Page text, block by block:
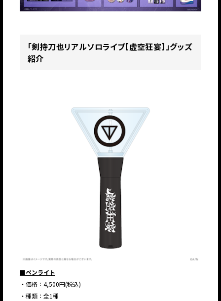
「剣持刀也リアルソロライブ【虚空狂宴】」グッズ
紹介
■ペンライト
・価格：4,500円(税込)
・種類：全1種